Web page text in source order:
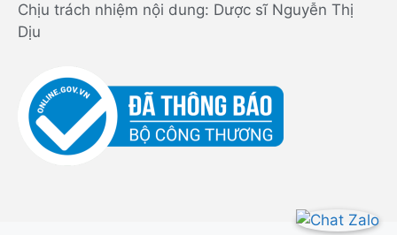
Chịu trách nhiệm nội dung: Dược sĩ Nguyễn Thị
Dịu